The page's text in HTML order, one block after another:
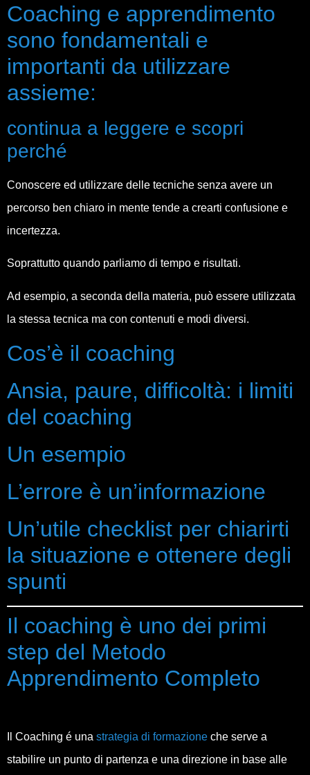
Coaching e apprendimento
sono fondamentali e
importanti da utilizzare
assieme:
continua a leggere e scopri
perché
Conoscere ed utilizzare delle tecniche senza avere un
percorso ben chiaro in mente tende a crearti confusione e
incertezza.
Soprattutto quando parliamo di tempo e risultati.
Ad esempio, a seconda della materia, può essere utilizzata
la stessa tecnica ma con contenuti e modi diversi.
Cos’è il coaching
Ansia, paure, difficoltà: i limiti
del coaching
Un esempio
L’errore è un’informazione
Un’utile checklist per chiarirti
la situazione e ottenere degli
spunti
Il coaching è uno dei primi
step del Metodo
Apprendimento Completo
Il Coaching é una strategia di formazione che serve a
stabilire un punto di partenza e una direzione in base alle